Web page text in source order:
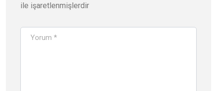
ile işaretlenmişlerdir